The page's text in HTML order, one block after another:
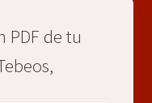
PDF de tu